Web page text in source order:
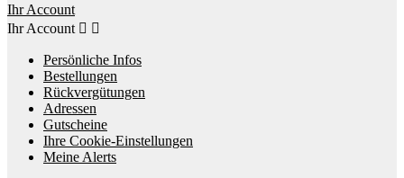
Ihr Account
Ihr Account  
Persönliche Infos
Bestellungen
Rückvergütungen
Adressen
Gutscheine
Ihre Cookie-Einstellungen
Meine Alerts